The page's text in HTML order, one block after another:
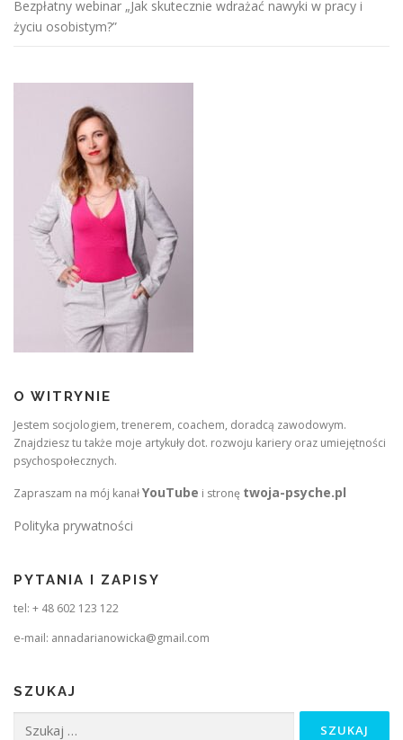
Bezpłatny webinar „Jak skutecznie wdrażać nawyki w pracy i
życiu osobistym?”
O WITRYNIE
Jestem socjologiem, trenerem, coachem, doradcą zawodowym.
Znajdziesz tu także moje artykuły dot. rozwoju kariery oraz umiejętności
psychospołecznych.
Zapraszam na mój kanałYouTube i stronę twoja-psyche.pl
Polityka prywatności
PYTANIA I ZAPISY
tel: + 48 602 123 122
e-mail: annadarianowicka@gmail.com
SZUKAJ